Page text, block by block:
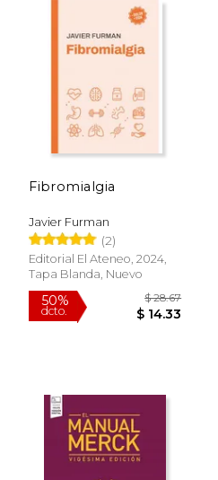
40%
dcto.
$ 78.34
$ 47.00
Fibromialgia
Javier Furman
(2)
Editorial El Ateneo, 2024,
Tapa Blanda, Nuevo